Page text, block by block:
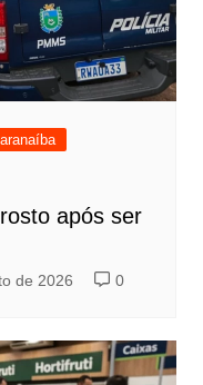
após ser
de 2026 0